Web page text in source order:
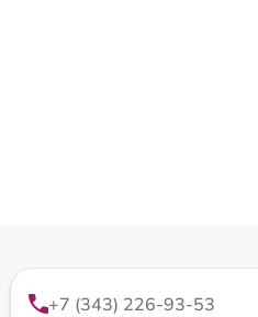
+7 (343) 226-93-53